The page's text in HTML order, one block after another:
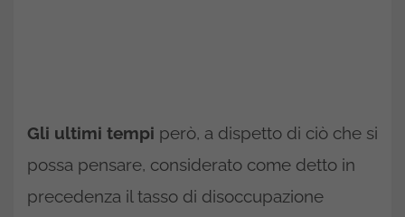
Gli ultimi tempi però, a dispetto di ciò che si
possa pensare, considerato come detto in
precedenza il tasso di disoccupazione